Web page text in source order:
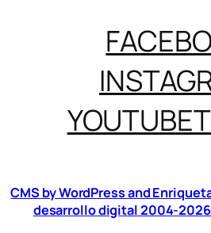
YOUTUBE
CMS by WordPress and
desarrollo digital 2004-